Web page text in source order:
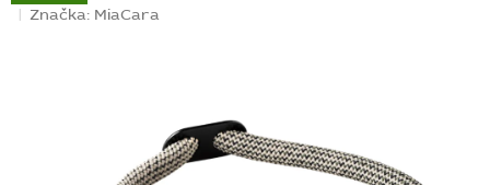
hodnocení
hvězdiček.
Značka: MiaCara